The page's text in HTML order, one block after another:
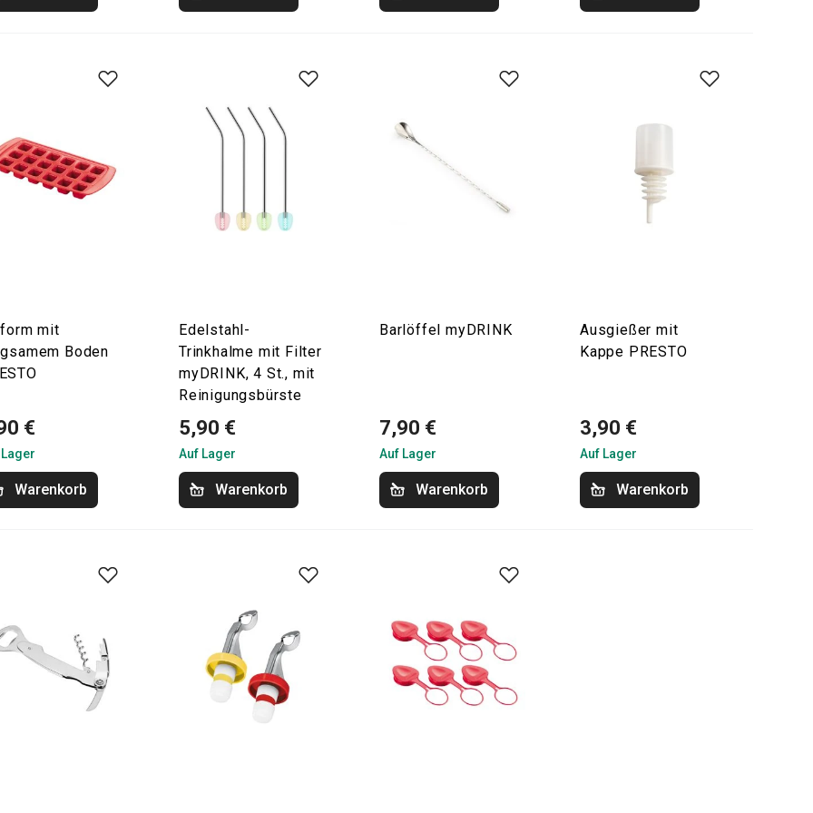
mit
Boden
€
Warenkorb
Edelstahl-
Trinkhalme mit Filter
myDRINK, 4 St., mit
Reinigungsbürste
5,90 €
Auf Lager
Warenkorb
Barlöffel myDRINK
7,90 €
Auf Lager
Warenkorb
Ausgießer mit
Kappe PRESTO
3,90 €
Auf Lager
Warenkorb